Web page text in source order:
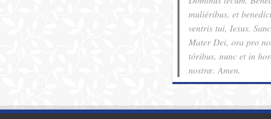
muliéribus, et
ventris tui, Iesus.
Mater Dei, ora pro
tóribus, nunc et in
nostræ. Amen.